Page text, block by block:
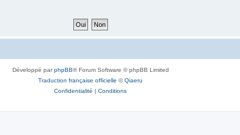
Développé parphpBB® Forum Software © phpBB Limited
Traduction française officielle ©Qiaeru
Confidentialité | Conditions